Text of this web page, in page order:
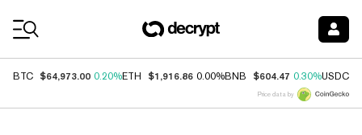
BTC $64,973.00 0.20%ETH $1,916.86 0.00%BNB $604.47 0.30%USDC
Price data by